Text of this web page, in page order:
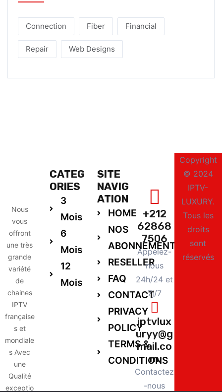
Connection Fiber Financial
Repair Web Designs
Nous
vous
offront
une très
grande
variété
de
chaines
IPTV
française
s et
mondiale
s Avec
une
Qualité
exceptio
CATEG
ORIES
3
Mois
6
Mois
12
Mois
SITE
NAVIG
ATION
HOME
NOS
ABONNEMENTS
RESELLER
FAQ
CONTACT
PRIVACY
POLICY
TERMS &
CONDITIONS
+212
62868
7506
Appelez-
nous
24h/24 et
7j/7
iptvlux
uryy@g
mail.co
m
Contactez
-nous
Copyright
© 2024
IPTV-
LUXURY.
Tous les
droits
sont
réservés